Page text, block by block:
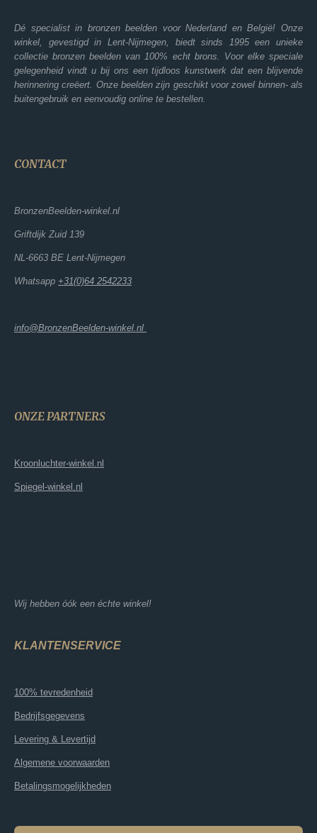
Dé specialist in bronzen beelden voor Nederland en België! Onze
winkel, gevestigd in Lent-Nijmegen, biedt sinds 1995 een unieke
collectie bronzen beelden van 100% echt brons. Voor elke speciale
gelegenheid vindt u bij ons een tijdloos kunstwerk dat een blijvende
herinnering creëert. Onze beelden zijn geschikt voor zowel binnen- als
buitengebruik en eenvoudig online te bestellen.
CONTACT
BronzenBeelden-winkel.nl
Griftdijk Zuid 139
NL-6663 BE Lent-Nijmegen
Whatsapp +31(0)64 2542233
info@BronzenBeelden-winkel.nl
ONZE PARTNERS
Kroonluchter-winkel.nl
Spiegel-winkel.nl
Wij hebben óók een échte winkel!
KLANTENSERVICE
100% tevredenheid
Bedrijfsgegevens
Levering & Levertijd
Algemene voorwaarden
Betalingsmogelijkheden